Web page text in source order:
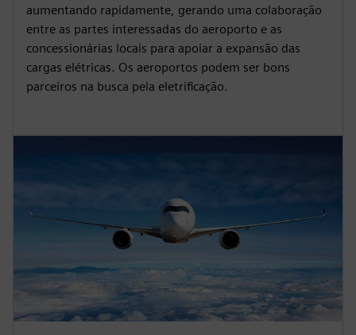
aumentando rapidamente, gerando uma colaboração
entre as partes interessadas do aeroporto e as
concessionárias locais para apoiar a expansão das
cargas elétricas. Os aeroportos podem ser bons
parceiros na busca pela eletrificação.